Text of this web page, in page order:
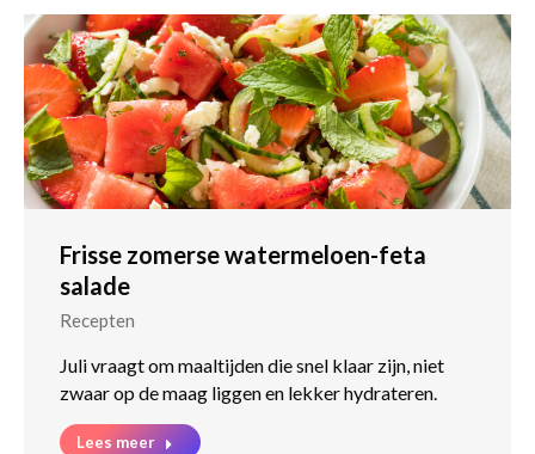
Frisse zomerse watermeloen-feta
salade
Recepten
Juli vraagt om maaltijden die snel klaar zijn, niet
zwaar op de maag liggen en lekker hydrateren.
Lees meer